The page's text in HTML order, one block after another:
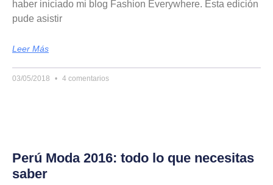
haber iniciado mi blog Fashion Everywhere. Esta edición
pude asistir
Leer Más
03/05/2018 4 comentarios
Perú Moda 2016: todo lo que necesitas
saber